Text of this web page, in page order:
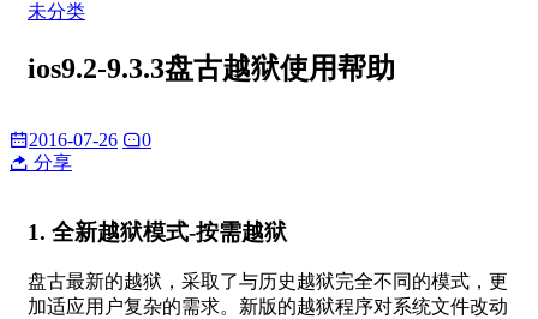
未分类
ios9.2-9.3.3盘古越狱使用帮助
2016-07-26
0
分享
1. 全新越狱模式-按需越狱
盘古最新的越狱，采取了与历史越狱完全不同的模式，更
加适应用户复杂的需求。新版的越狱程序对系统文件改动